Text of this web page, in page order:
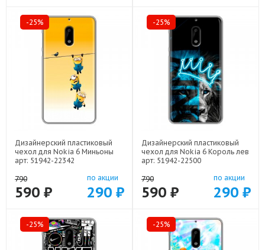
-25%
Дизайнерский пластиковый
чехол для Nokia 6 Миньоны
арт: 51942-22342
790
590 ₽
по акции
290 ₽
-25%
Дизайнерский пластиковый
чехол для Nokia 6 Король лев
арт: 51942-22500
790
590 ₽
по акции
290 ₽
-25% -25%